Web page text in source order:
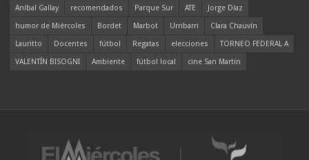
Aníbal Gallay
recomendados Parque Sur ATE
Jorge Díaz
humor de Miércoles
Bordet Marbot Urribarri
Clara Chauvín
Lauritto
Docentes fútbol Regatas elecciones
TORNEO FEDERAL A
VALENTÍN BISOGNI
Ambiente fútbol local cine San Martín